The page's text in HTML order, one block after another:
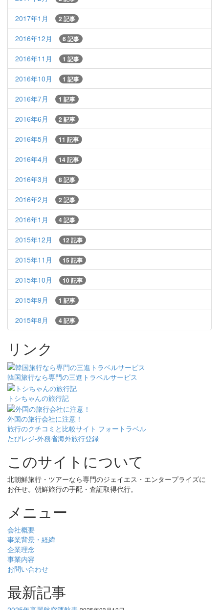
2017年1月 2 記事
2016年12月 6 記事
2016年11月 1 記事
2016年10月 1 記事
2016年7月 1 記事
2016年6月 2 記事
2016年5月 11 記事
2016年4月 14 記事
2016年3月 8 記事
2016年2月 2 記事
2016年1月 4 記事
2015年12月 12 記事
2015年11月 15 記事
2015年10月 10 記事
2015年9月 1 記事
2015年8月 4 記事
リンク
韓国旅行なら専門の三進トラベルサービス
トシちゃんの旅行記
外国の旅行会社に注意！
旅行のクチコミと比較サイト フォートラベル
たびレジ-外務省海外旅行登録
このサイトについて
北朝鮮旅行・ツアーなら専門のジェイエス・エンタープライズに
お任せ。朝鮮旅行の手配・査証取得代行。
メニュー
会社概要
事業背景・経緯
企業理念
事業内容
お問い合わせ
最新記事